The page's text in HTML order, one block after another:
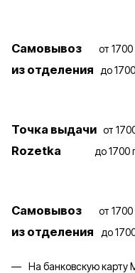
Самовывоз от
из отделения до
Точка выдачи от
Rozetka до 1700
Самовывоз от
из отделения до
На банковскую карту